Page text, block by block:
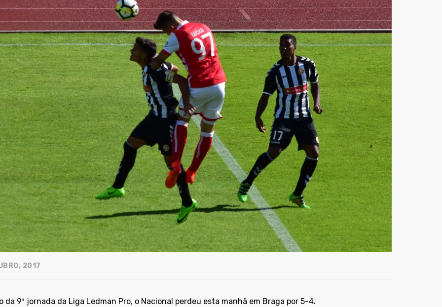
2017
da 9ª jornada da Liga Ledman Pro, o Nacional perdeu esta manhã em Braga por 5-4.